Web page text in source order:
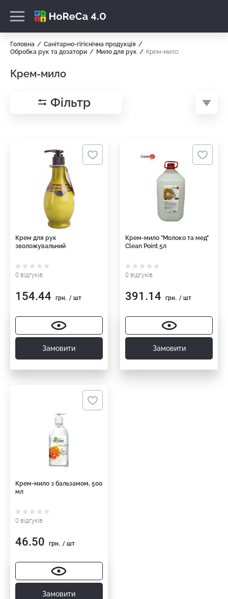
Головна
Санітарно-гігієнічна продукція
Обробка рук та дозатори
Мило для рук Крем-мило:
Крем-мило
Фільтр
Крем для рук
зволожувальний
0 відгуків
154.44 грн. / шт
Замовити
Крем-мило "Молоко та мед"
Clean Point 5л
0 відгуків
391.14 грн. / шт
Замовити
Крем-мило з бальзамом, 500
мл
0 відгуків
46.50 грн. / шт
Замовити